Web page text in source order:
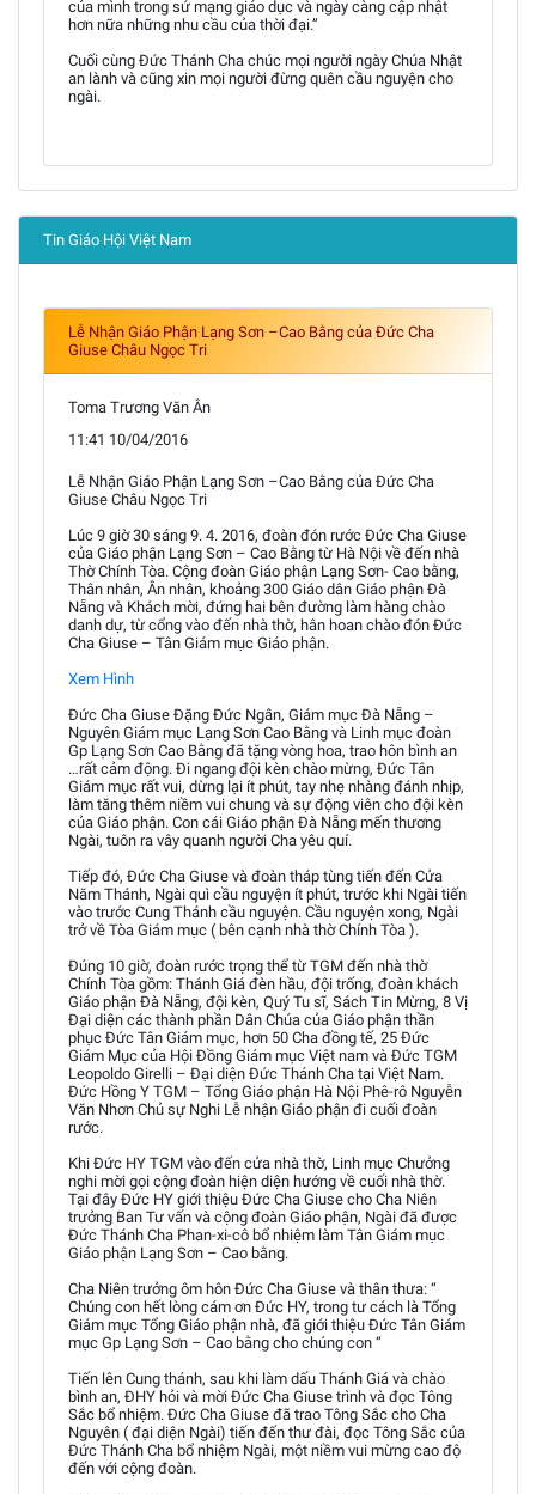
của mình trong sứ mạng giáo dục và ngày càng cập nhật
hơn nữa những nhu cầu của thời đại.”
Cuối cùng Đức Thánh Cha chúc mọi người ngày Chúa Nhật
an lành và cũng xin mọi người đừng quên cầu nguyện cho
ngài.
Tin Giáo Hội Việt Nam
Lễ Nhận Giáo Phận Lạng Sơn –Cao Bằng của Đức Cha
Giuse Châu Ngọc Tri
Toma Trương Văn Ân
11:41 10/04/2016
Lễ Nhận Giáo Phận Lạng Sơn –Cao Bằng của Đức Cha
Giuse Châu Ngọc Tri
Lúc 9 giờ 30 sáng 9. 4. 2016, đoàn đón rước Đức Cha Giuse
của Giáo phận Lạng Sơn – Cao Bằng từ Hà Nội về đến nhà
Thờ Chính Tòa. Cộng đoàn Giáo phận Lạng Sơn- Cao bằng,
Thân nhân, Ân nhân, khoảng 300 Giáo dân Giáo phận Đà
Nẵng và Khách mời, đứng hai bên đường làm hàng chào
danh dự, từ cổng vào đến nhà thờ, hân hoan chào đón Đức
Cha Giuse – Tân Giám mục Giáo phận.
Xem Hình
Đức Cha Giuse Đặng Đức Ngân, Giám mục Đà Nẵng –
Nguyên Giám mục Lạng Sơn Cao Bằng và Linh mục đoàn
Gp Lạng Sơn Cao Bằng đã tặng vòng hoa, trao hôn bình an
…rất cảm động. Đi ngang đội kèn chào mừng, Đức Tân
Giám mục rất vui, dừng lại ít phút, tay nhẹ nhàng đánh nhịp,
làm tăng thêm niềm vui chung và sự động viên cho đội kèn
của Giáo phận. Con cái Giáo phận Đà Nẵng mến thương
Ngài, tuôn ra vây quanh người Cha yêu quí.
Tiếp đó, Đức Cha Giuse và đoàn tháp tùng tiến đến Cửa
Năm Thánh, Ngài quì cầu nguyện ít phút, trước khi Ngài tiến
vào trước Cung Thánh cầu nguyện. Cầu nguyện xong, Ngài
trở về Tòa Giám mục ( bên cạnh nhà thờ Chính Tòa ).
Đúng 10 giờ, đoàn rước trọng thể từ TGM đến nhà thờ
Chính Tòa gồm: Thánh Giá đèn hầu, đội trống, đoàn khách
Giáo phận Đà Nẵng, đội kèn, Quý Tu sĩ, Sách Tin Mừng, 8 Vị
Đại diện các thành phần Dân Chúa của Giáo phận thần
phục Đức Tân Giám mục, hơn 50 Cha đồng tế, 25 Đức
Giám Mục của Hội Đồng Giám mục Việt nam và Đức TGM
Leopoldo Girelli – Đại diện Đức Thánh Cha tại Việt Nam.
Đức Hồng Y TGM – Tổng Giáo phận Hà Nội Phê-rô Nguyễn
Văn Nhơn Chủ sự Nghi Lễ nhận Giáo phận đi cuối đoàn
rước.
Khi Đức HY TGM vào đến cửa nhà thờ, Linh mục Chưởng
nghi mời gọi cộng đoàn hiện diện hướng về cuối nhà thờ.
Tại đây Đức HY giới thiệu Đức Cha Giuse cho Cha Niên
trưởng Ban Tư vấn và cộng đoàn Giáo phận, Ngài đã được
Đức Thánh Cha Phan-xi-cô bổ nhiệm làm Tân Giám mục
Giáo phận Lạng Sơn – Cao bằng.
Cha Niên trưởng ôm hôn Đức Cha Giuse và thân thưa: “
Chúng con hết lòng cám ơn Đức HY, trong tư cách là Tổng
Giám mục Tổng Giáo phận nhà, đã giới thiệu Đức Tân Giám
mục Gp Lạng Sơn – Cao bằng cho chúng con “
Tiến lên Cung thánh, sau khi làm dấu Thánh Giá và chào
bình an, ĐHY hỏi và mời Đức Cha Giuse trình và đọc Tông
Sắc bổ nhiệm. Đức Cha Giuse đã trao Tông Sắc cho Cha
Nguyên ( đại diện Ngài) tiến đến thư đài, đọc Tông Sắc của
Đức Thánh Cha bổ nhiệm Ngài, một niềm vui mừng cao độ
đến với cộng đoàn.